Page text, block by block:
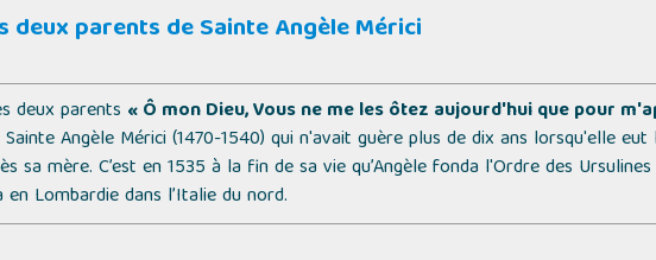
deux parents de Sainte Angèle Mérici
deux parents « Ô mon Dieu, Vous ne me les ôtez aujourd'hui que pour
Angèle Mérici (1470-1540) qui n'avait guère plus de dix ans lorsqu'elle
sa mère. C’est en 1535 à la fin de sa vie qu’Angèle fonda l'Ordre des
Lombardie dans l’Italie du nord.